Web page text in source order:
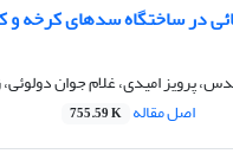
در ساختگاه سدهای کرخه و
پرویز امیدی، غلام جوان
اصل مقاله 755.59 K